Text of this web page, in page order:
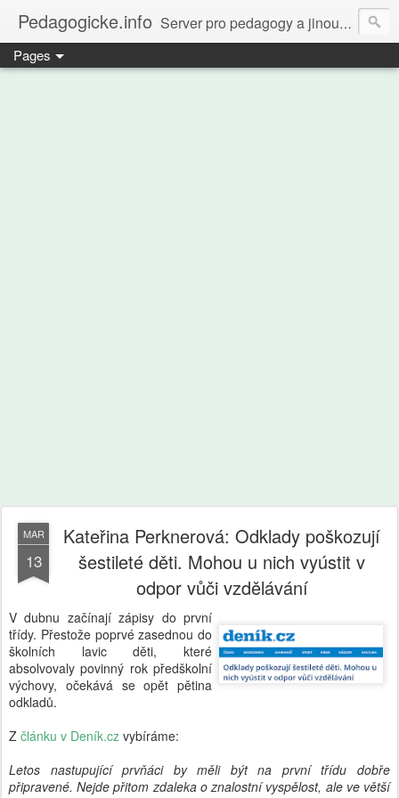
Pedagogicke.info Server pro pedagogy a jinou zvířenu
Pages
MAR
13
Kateřina Perknerová: Odklady poškozují
šestileté děti. Mohou u nich vyústit v
odpor vůči vzdělávání
V dubnu začínají zápisy do první
třídy. Přestože poprvé zasednou do
školních lavic děti, které
absolvovaly povinný rok předškolní
výchovy, očekává se opět pětina
odkladů.
Z článku v Deník.cz vybíráme:
Letos nastupující prvňáci by měli být na první třídu dobře
připravené. Nejde přitom zdaleka o znalostní vyspělost, ale ve větší